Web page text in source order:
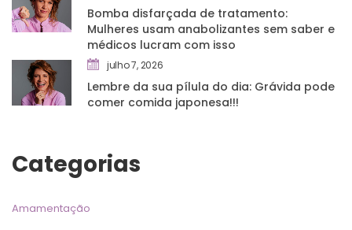
Bomba disfarçada de tratamento:
Mulheres usam anabolizantes sem saber e
médicos lucram com isso
julho 7, 2026
Lembre da sua pílula do dia: Grávida pode
comer comida japonesa!!!
Categoria
Amamentação